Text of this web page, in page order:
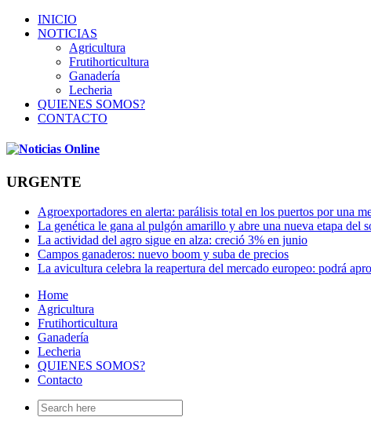
INICIO
NOTICIAS
Agricultura
Frutihorticultura
Ganadería
Lecheria
QUIENES SOMOS?
CONTACTO
URGENTE
Agroexportadores en alerta: parálisis total en los puertos por una
La genética le gana al pulgón amarillo y abre una nueva etapa del
La actividad del agro sigue en alza: creció 3% en junio
Campos ganaderos: nuevo boom y suba de precios
La avicultura celebra la reapertura del mercado europeo: podrá
Home
Agricultura
Frutihorticultura
Ganadería
Lecheria
QUIENES SOMOS?
Contacto
Search
for: